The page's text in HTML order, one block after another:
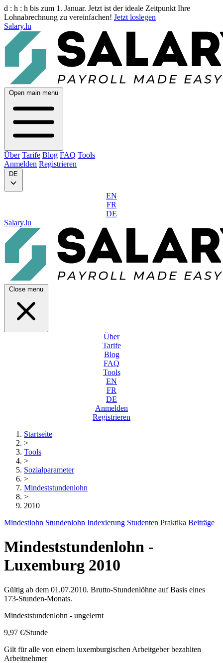
d : h : h bis zum 1. Januar. Jetzt ist der ideale Zeitpunkt Ihre
Lohnabrechnung zu vereinfachen! Jetzt loslegen
Salary.lu
Open main menu
Über Tarife Blog FAQ Tools
Anmelden Registrieren
DE
EN
FR
DE
Salary.lu
Close menu
Über
Tarife
Blog
FAQ
Tools
EN
FR
DE
Anmelden
Registrieren
Startseite
>
Tools
>
Sozialparameter
>
Mindeststundenlohn
>
2010
Mindestlohn Stundenlohn Indexierung Studenten Praktika Beiträge
Mindeststundenlohn -
Luxemburg 2010
Gültig ab dem 01.07.2010. Brutto-Stundenlöhne auf Basis eines
173-Stunden-Monats.
Mindeststundenlohn - ungelernt
9,97 €/Stunde
Gilt für alle von einem luxemburgischen Arbeitgeber bezahlten
Arbeitnehmer